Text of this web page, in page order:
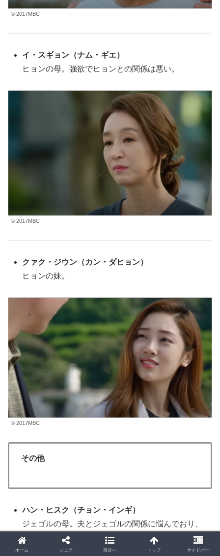
© 2017MBC
イ・スギョン （ナム・ギエ）
ヒョンの母。強欲でヒョンとの関係は悪い。
© 2017MBC
クァク・ジウン（カン・ダヒョン）
ヒョンの妹。
© 2017MBC
その他
ハン・ヒスク （チョン・インギ）
ジェゴルの母。夫とジェゴルの関係に悩んでおり、
仲良くして欲しいと願っている。
ある事件をきっかけにジェゴルとウンジェの婚姻を
ホーム シェア 目次へ トップ サイドバー